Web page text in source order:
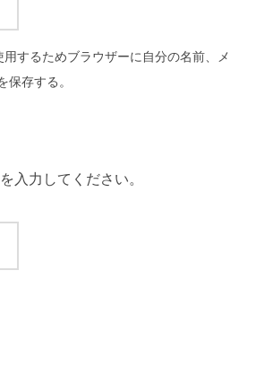
するためブラウザーに自分の名前、メ
保存する。
入力してください。